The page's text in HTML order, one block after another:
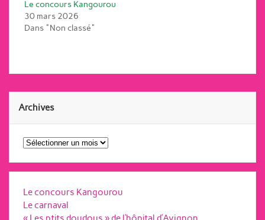
Le concours Kangourou
30 mars 2026
Dans "Non classé"
Archives
Archives
Le concours Kangourou
Le carnaval